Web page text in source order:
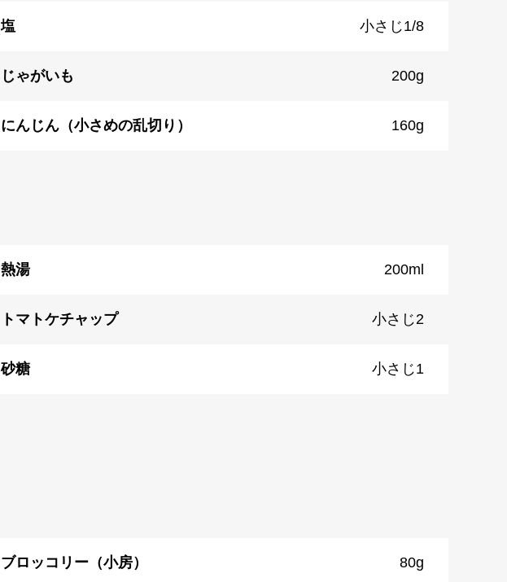
塩 小さじ1/8
じゃがいも 200g
にんじん（小さめの乱切り） 160g
熱湯 200ml
トマトケチャップ 小さじ2
砂糖 小さじ1
ブロッコリー（小房） 80g